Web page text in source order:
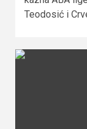
Teodosić i